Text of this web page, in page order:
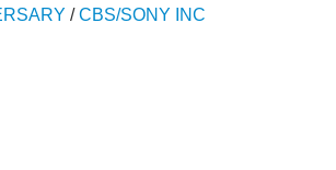
/CBS/SONY INC